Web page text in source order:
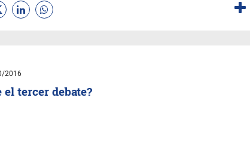
2016
el tercer debate?